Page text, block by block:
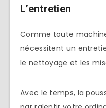
L’entretien
Comme toute
nécessitent un
le nettoyage et les
Avec le temps, la